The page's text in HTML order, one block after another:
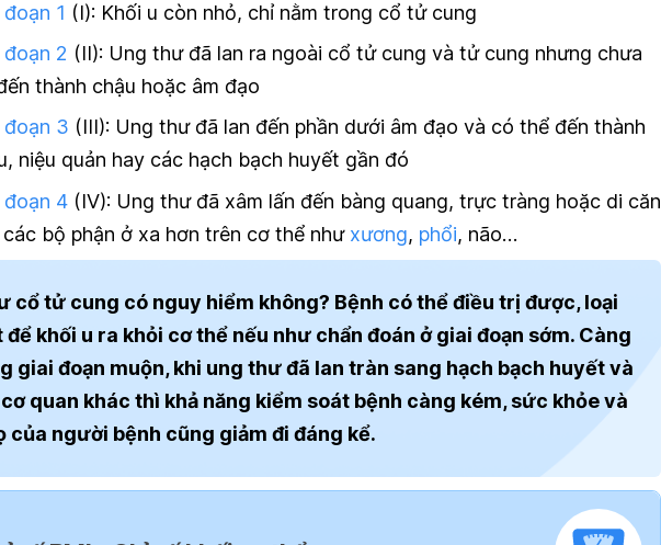
đoạn 1 (I): Khối u còn nhỏ, chỉ nằm trong cổ tử cung
đoạn 2 (II): Ung thư đã lan ra ngoài cổ tử cung và tử cung nhưng chưa
thành chậu hoặc âm đạo
đoạn 3 (III): Ung thư đã lan đến phần dưới âm đạo và có thể đến thành
niệu quản hay các hạch bạch huyết gần đó
đoạn 4 (IV): Ung thư đã xâm lấn đến bàng quang, trực tràng hoặc di căn
các bộ phận ở xa hơn trên cơ thể như xương, phổi, não…
cổ tử cung có nguy hiểm không? Bệnh có thể điều trị được, loại
khối u ra khỏi cơ thể nếu như chẩn đoán ở giai đoạn sớm. Càng
giai đoạn muộn, khi ung thư đã lan tràn sang hạch bạch huyết và
quan khác thì khả năng kiểm soát bệnh càng kém, sức khỏe và
của người bệnh cũng giảm đi đáng kể.